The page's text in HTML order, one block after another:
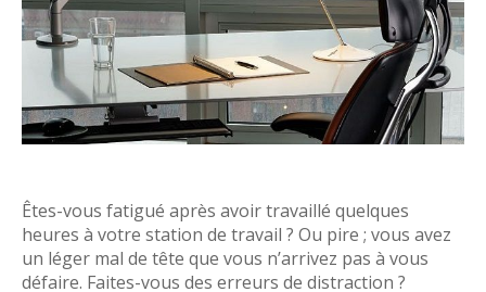
Êtes-vous fatigué après avoir travaillé quelques
heures à votre station de travail ? Ou pire ; vous avez
un léger mal de tête que vous n’arrivez pas à vous
défaire. Faites-vous des erreurs de distraction ?